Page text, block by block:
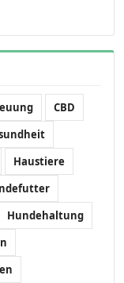
CBD
Haustiere
Hundehaltung